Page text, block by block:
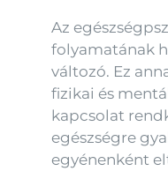
Az
folyamatának
változó. Ez
fizikai és
kapcsolat
egészségre
egyénenként